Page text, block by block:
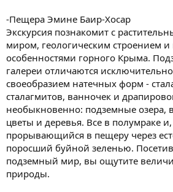
-Пещера Эмине Баир-Хосар
Экскурсия познакомит с
миром, геологическим строением
особенностями горного Крыма.
галереи отличаются
своеобразием натечных форм -
сталагмитов, ванночек и
необыкновенно: подземные озера,
цветы и деревья. Все в полумраке
прорывающийся в пещеру через
поросший буйной зеленью.
подземный мир, вы ощутите
природы.